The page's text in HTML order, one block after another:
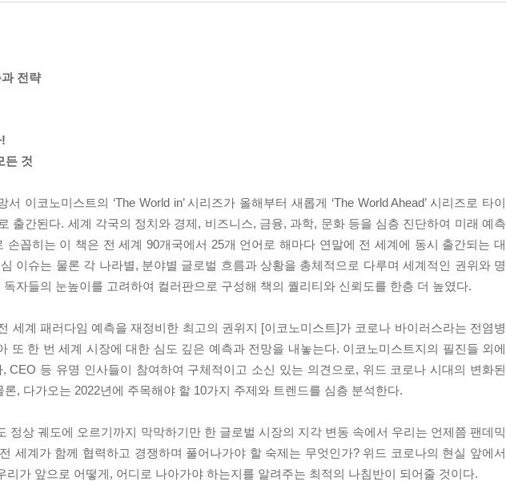
전략
든 것
이코노미스트의 ‘The World in’ 시리즈가 올해부터 새롭게 ‘The World Ahead’ 시리즈로 타이
출간된다. 세계 각국의 정치와 경제, 비즈니스, 금융, 과학, 문화 등을 심층 진단하여 미래 예측
꼽히는 이 책은 전 세계 90개국에서 25개 언어로 해마다 연말에 전 세계에 동시 출간되는 대
이슈는 물론 각 나라별, 분야별 글로벌 흐름과 상황을 총체적으로 다루며 세계적인 권위와 명
자들의 눈높이를 고려하여 컬러판으로 구성해 책의 퀄리티와 신뢰도를 한층 더 높였다.
세계 패러다임 예측을 재정비한 최고의 권위지 [이코노미스트]가 코로나 바이러스라는 전염병
또 한 번 세계 시장에 대한 심도 깊은 예측과 전망을 내놓는다. 이코노미스트지의 필진들 외에
CEO 등 유명 인사들이 참여하여 구체적이고 소신 있는 의견으로, 위드 코로나 시대의 변화된
, 다가오는 2022년에 주목해야 할 10가지 주제와 트렌드를 심층 분석한다.
정상 궤도에 오르기까지 막막하기만 한 글로벌 시장의 지각 변동 속에서 우리는 언제쯤 팬데믹
세계가 함께 협력하고 경쟁하며 풀어나가야 할 숙제는 무엇인가? 위드 코로나의 현실 앞에서
가 앞으로 어떻게, 어디로 나아가야 하는지를 알려주는 최적의 나침반이 되어줄 것이다.